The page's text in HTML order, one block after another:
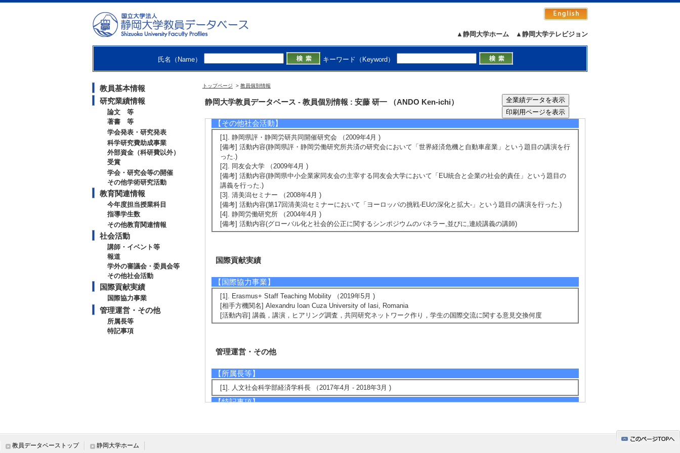
▲静岡大学テレビジョン
▲静岡大学ホーム
氏名（Name） キーワード（Keyword）
教員基本情報
研究業績情報
論文 等
著書 等
学会発表・研究発表
科学研究費助成事業
外部資金（科研費以外）
受賞
学会・研究会等の開催
その他学術研究活動
教育関連情報
今年度担当授業科目
指導学生数
その他教育関連情報
社会活動
講師・イベント等
報道
学外の審議会・委員会等
その他社会活動
国際貢献実績
国際協力事業
管理運営・その他
所属長等
特記事項
トップページ > 教員個別情報
静岡大学教員データベース - 教員個別情報 : 安藤 研一 （ANDO Ken-ichi）
[備考] 静岡新聞朝刊3面
[3]. ラジオ 「ギリシャ危機回避？」 (2015年2月25日)
[概要]SBSラジオ『朝番長，情報三枚下ろし』電話生出演解説
[1]. 日本EU学会理事 （2021年4月 ) [団体名] 日本EU学会
[2]. 静岡県庁外資誘致研究会 （2002年4月 )
【その他社会活動】
[1]. 静岡県評・静岡労研共同開催研究会 （2009年4月 )
[備考] 活動内容(静岡県評・静岡労働研究所共済の研究会において「世界経済危機と自動車産業」という題目の講演を行
った.)
[2]. 同友会大学 （2009年4月 )
[備考] 活動内容(静岡県中小企業家同友会の主宰する同友会大学において「EU統合と企業の社会的責任」という題目の
講義を行った.)
[3]. 清美潟セミナー （2008年4月 )
[備考] 活動内容(第17回清美潟セミナーにおいて「ヨーロッパの挑戦-EUの深化と拡大-」という題目の講演を行った.)
[4]. 静岡労働研究所 （2004年4月 )
[備考] 活動内容(グローバル化と社会的公正に関するシンポジウムのパネラー,並びに,連続講義の講師)
国際貢献実績
【国際協力事業】
[1]. Erasmus+ Staff Teaching Mobility （2019年5月 )
[相手方機関名] Alexandru Ioan Cuza University of Iasi, Romania
[活動内容] 講義，講演，ヒアリング調査，共同研究ネットワーク作り，学生の国際交流に関する意見交換何度
管理運営・その他
【所属長等】
[1]. 人文社会科学部経済学科長 （2017年4月 - 2018年3月 )
【特記事項】
教員データベーストップ 静岡大学ホーム